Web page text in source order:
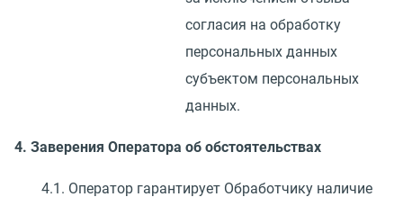
согласия на обработку
персональных данных
субъектом персональных
данных.
4. Заверения Оператора об обстоятельствах
4.1. Оператор гарантирует Обработчику наличие